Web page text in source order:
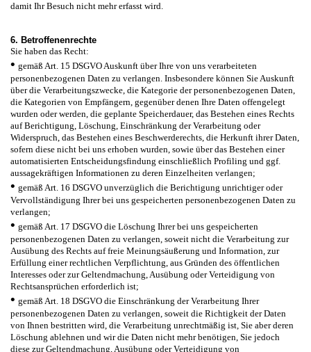
damit Ihr Besuch nicht mehr erfasst wird.
6. Betroffenenrechte
Sie haben das Recht:
• gemäß Art. 15 DSGVO Auskunft über Ihre von uns verarbeiteten
personenbezogenen Daten zu verlangen. Insbesondere können Sie Auskunft
über die Verarbeitungszwecke, die Kategorie der personenbezogenen Daten,
die Kategorien von Empfängern, gegenüber denen Ihre Daten offengelegt
wurden oder werden, die geplante Speicherdauer, das Bestehen eines Rechts
auf Berichtigung, Löschung, Einschränkung der Verarbeitung oder
Widerspruch, das Bestehen eines Beschwerderechts, die Herkunft ihrer Daten,
sofern diese nicht bei uns erhoben wurden, sowie über das Bestehen einer
automatisierten Entscheidungsfindung einschließlich Profiling und ggf.
aussagekräftigen Informationen zu deren Einzelheiten verlangen;
• gemäß Art. 16 DSGVO unverzüglich die Berichtigung unrichtiger oder
Vervollständigung Ihrer bei uns gespeicherten personenbezogenen Daten zu
verlangen;
• gemäß Art. 17 DSGVO die Löschung Ihrer bei uns gespeicherten
personenbezogenen Daten zu verlangen, soweit nicht die Verarbeitung zur
Ausübung des Rechts auf freie Meinungsäußerung und Information, zur
Erfüllung einer rechtlichen Verpflichtung, aus Gründen des öffentlichen
Interesses oder zur Geltendmachung, Ausübung oder Verteidigung von
Rechtsansprüchen erforderlich ist;
• gemäß Art. 18 DSGVO die Einschränkung der Verarbeitung Ihrer
personenbezogenen Daten zu verlangen, soweit die Richtigkeit der Daten
von Ihnen bestritten wird, die Verarbeitung unrechtmäßig ist, Sie aber deren
Löschung ablehnen und wir die Daten nicht mehr benötigen, Sie jedoch
diese zur Geltendmachung, Ausübung oder Verteidigung von